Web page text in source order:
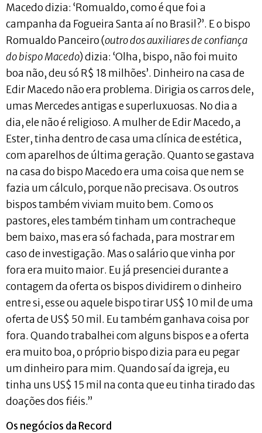
Macedo dizia: ‘Romualdo, como é que foi a
campanha da Fogueira Santa aí no Brasil?’. E o bispo
Romualdo Panceiro (outro dos auxiliares de confiança
do bispo Macedo) dizia: ‘Olha, bispo, não foi muito
boa não, deu só R$ 18 milhões’. Dinheiro na casa de
Edir Macedo não era problema. Dirigia os carros dele,
umas Mercedes antigas e superluxuosas. No dia a
dia, ele não é religioso. A mulher de Edir Macedo, a
Ester, tinha dentro de casa uma clínica de estética,
com aparelhos de última geração. Quanto se gastava
na casa do bispo Macedo era uma coisa que nem se
fazia um cálculo, porque não precisava. Os outros
bispos também viviam muito bem. Como os
pastores, eles também tinham um contracheque
bem baixo, mas era só fachada, para mostrar em
caso de investigação. Mas o salário que vinha por
fora era muito maior. Eu já presenciei durante a
contagem da oferta os bispos dividirem o dinheiro
entre si, esse ou aquele bispo tirar US$ 10 mil de uma
oferta de US$ 50 mil. Eu também ganhava coisa por
fora. Quando trabalhei com alguns bispos e a oferta
era muito boa, o próprio bispo dizia para eu pegar
um dinheiro para mim. Quando saí da igreja, eu
tinha uns US$ 15 mil na conta que eu tinha tirado das
doações dos fiéis.”
Os negócios da Record